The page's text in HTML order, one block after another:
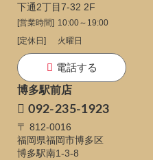
下通2丁目7-32 2F
[営業時間] 10:00～19:00
[定休日]
火曜日
電話する
博多駅前店
092-235-1923
〒 812-0016
福岡県福岡市博多区
博多駅南1-3-8